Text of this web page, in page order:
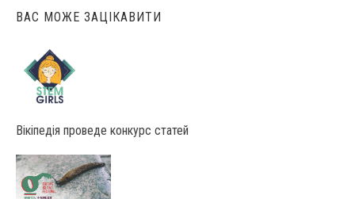
ВАС МОЖЕ ЗАЦІКАВИТИ
Вікіпедія проведе конкурс статей